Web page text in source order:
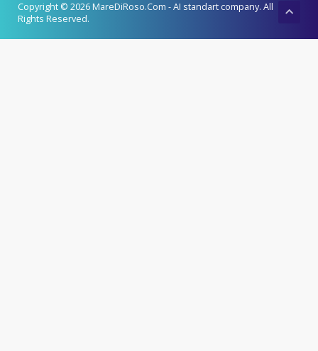
Copyright © 2026 MareDiRoso.Com - AI standart company. All
Rights Reserved.